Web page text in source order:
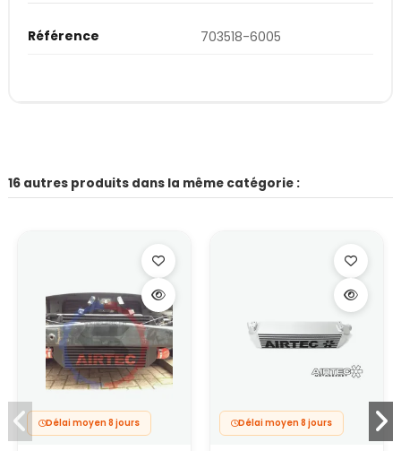
Référence 703518-6005
16 autres produits dans la même catégorie :
Délai moyen 8 jours Délai moyen 8 jours